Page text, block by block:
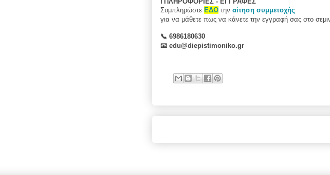
Συμπληρώστε ΕΔΩ την αίτηση συμμετοχής
για να μάθετε πως να κάνετε την εγγραφή σας στο
📞 6986180630
📧 edu@diepistimoniko.gr